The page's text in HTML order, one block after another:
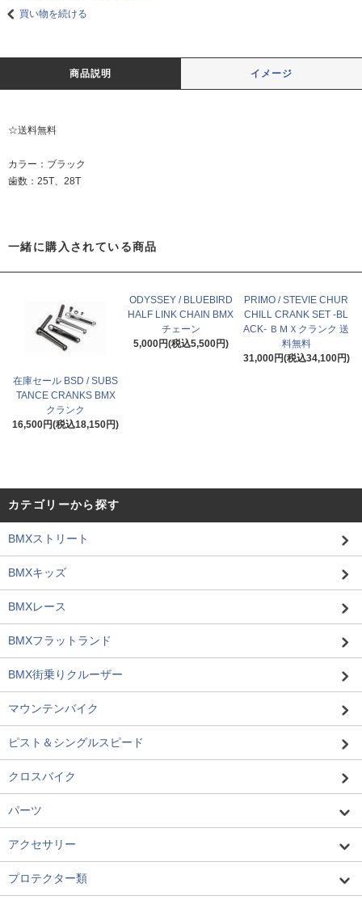
買い物を続ける
商品説明 イメージ
☆送料無料
カラー：ブラック
歯数：25T、28T
一緒に購入されている商品
在庫セール BSD / SUBS
TANCE CRANKS BMX
クランク
16,500円(税込18,150円)
ODYSSEY / BLUEBIRD
HALF LINK CHAIN BMX
チェーン
5,000円(税込5,500円)
PRIMO / STEVIE CHUR
CHILL CRANK SET -BL
ACK- ＢＭＸクランク 送
料無料
31,000円(税込34,100円)
カテゴリーから探す
BMXストリート
BMXキッズ
BMXレース
BMXフラットランド
BMX街乗りクルーザー
マウンテンバイク
ピスト＆シングルスピード
クロスバイク
パーツ
アクセサリー
プロテクター類